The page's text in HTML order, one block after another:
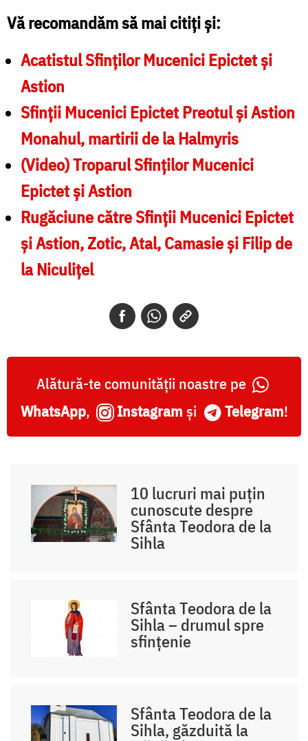
Vă recomandăm să mai citiți și:
Acatistul Sfinților Mucenici Epictet și
Astion
Sfinţii Mucenici Epictet Preotul şi Astion
Monahul, martirii de la Halmyris
(Video) Troparul Sfinților Mucenici
Epictet și Astion
Rugăciune către Sfinţii Mucenici Epictet
şi Astion, Zotic, Atal, Camasie și Filip de
la Niculițel
Alătură-te comunității noastre pe
WhatsApp, Instagram și Telegram!
10 lucruri mai puțin
cunoscute despre
Sfânta Teodora de la
Sihla
Sfânta Teodora de la
Sihla – drumul spre
sfințenie
Sfânta Teodora de la
Sihla, găzduită la